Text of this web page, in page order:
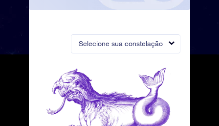
Selecione sua constelação